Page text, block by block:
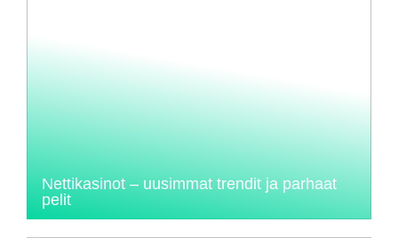
Nettikasinot – uusimmat trendit ja parhaat
pelit